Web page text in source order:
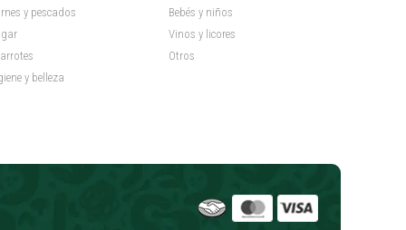
y pescados
y belleza
Bebés y niños
Vinos y licores
Otros